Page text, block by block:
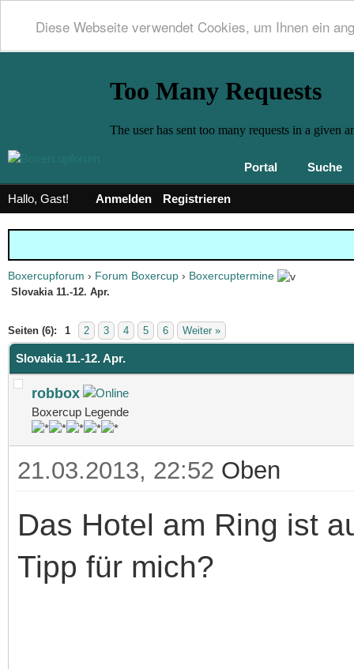
Diese Webseite verwendet Cookies, um Ihnen ein
Portal Suche
Hallo, Gast! Anmelden Registrieren
Boxercupforum › Forum Boxercup › Boxercuptermine
Slovakia 11.-12. Apr.
Seiten (6): 1 2 3 4 5 6 Weiter »
0 im Durchschnitt
Slovakia 11.-12. Apr.
robbox
Boxercup Legende
21.03.2013, 22:52 Oben
Das Hotel am Ring ist
Tipp für mich?